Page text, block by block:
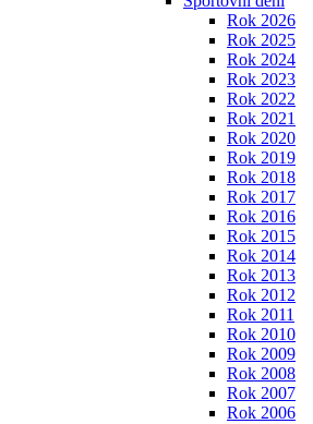
Rok 2026
Rok 2025
Rok 2024
Rok 2023
Rok 2022
Rok 2021
Rok 2020
Rok 2019
Rok 2018
Rok 2017
Rok 2016
Rok 2015
Rok 2014
Rok 2013
Rok 2012
Rok 2011
Rok 2010
Rok 2009
Rok 2008
Rok 2007
Rok 2006